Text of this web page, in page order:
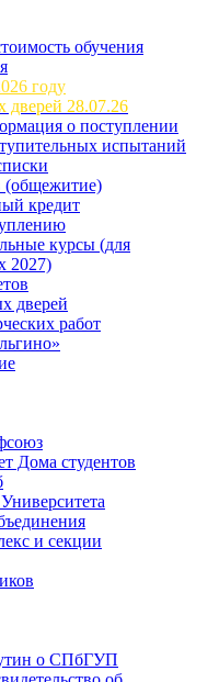
обучения
году
дверей 28.07.26
о поступлении
испытаний
(общежитие)
кредит
курсы (для
2027)
дверей
работ
Дома студентов
и секции
о СПбГУП